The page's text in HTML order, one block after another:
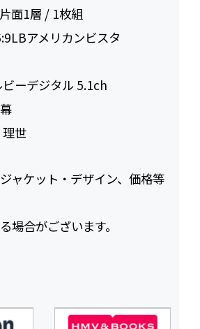
片面1層 / 1枚組
アメリカンビスタ
ーデジタル 5.1ch
世
ャケット・デザイン、価格等
場合がございます。